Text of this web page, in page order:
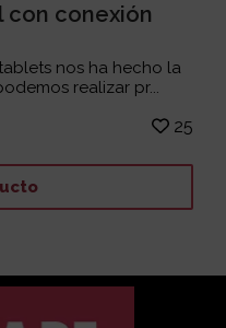
con conexión
nos ha hecho la
realizar pr...
25